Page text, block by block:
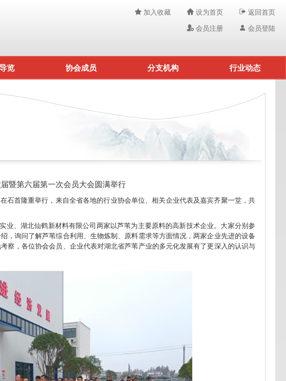
加入收藏 设为首页
返回首页
会员注册
会员登陆
览 协会成员 分支机构 行业动态
暨第六届第一次会员大会圆满举行
首隆重举行，来自全省各地的行业协会单位、相关企业代表及嘉宾齐聚一堂，共
、湖北仙鹤新材料有限公司两家以芦苇为主要原料的高新技术企业。大家分别参
，询问了解芦苇综合利用、生物炼制、原料需求等方面情况，两家企业先进的设备
察，各位协会会员、企业代表对湖北省芦苇产业的多元化发展有了更深入的认识与